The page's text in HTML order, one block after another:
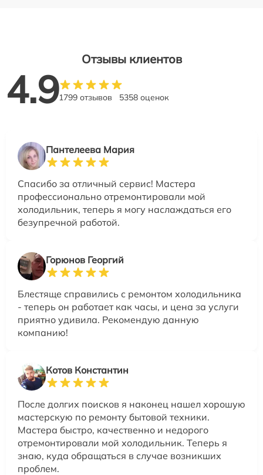
Отзывы клиентов
4.91799 отзывов 5358 оценок
Пантелеева Мария
Спасибо за отличный сервис! Мастера
профессионально отремонтировали мой
холодильник, теперь я могу наслаждаться его
безупречной работой.
Горюнов Георгий
Блестяще справились с ремонтом холодильника
- теперь он работает как часы, и цена за услуги
приятно удивила. Рекомендую данную
компанию!
Котов Константин
После долгих поисков я наконец нашел хорошую
мастерскую по ремонту бытовой техники.
Мастера быстро, качественно и недорого
отремонтировали мой холодильник. Теперь я
знаю, куда обращаться в случае возникших
проблем.